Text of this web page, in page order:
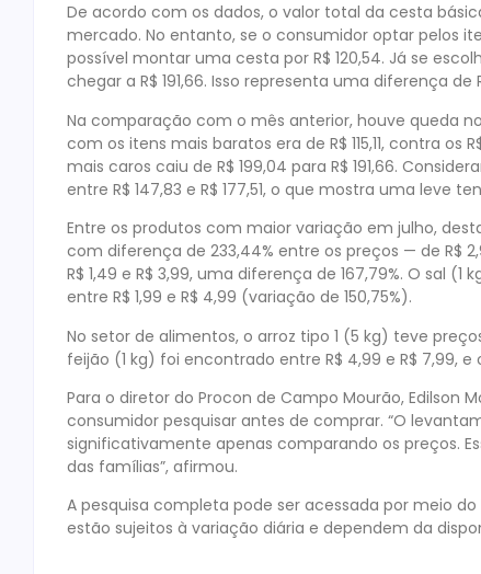
De acordo com os dados, o valor total da cesta
mercado. No entanto, se o consumidor optar pelos
possível montar uma cesta por R$ 120,54. Já se
chegar a R$ 191,66. Isso representa uma diferença
Na comparação com o mês anterior, houve queda
com os itens mais baratos era de R$ 115,11, contra
mais caros caiu de R$ 199,04 para R$ 191,66.
entre R$ 147,83 e R$ 177,51, o que mostra uma leve
Entre os produtos com maior variação em julho,
com diferença de 233,44% entre os preços — de R$
R$ 1,49 e R$ 3,99, uma diferença de 167,79%. O sal
entre R$ 1,99 e R$ 4,99 (variação de 150,75%).
No setor de alimentos, o arroz tipo 1 (5 kg) teve
feijão (1 kg) foi encontrado entre R$ 4,99 e R$ 7,99,
Para o diretor do Procon de Campo Mourão, Edilson
consumidor pesquisar antes de comprar. “O
significativamente apenas comparando os preços.
das famílias”, afirmou.
A pesquisa completa pode ser acessada por meio
estão sujeitos à variação diária e dependem da